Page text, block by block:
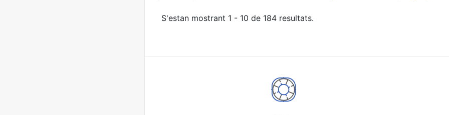
S'estan mostrant 1 - 10 de 184 resultats.